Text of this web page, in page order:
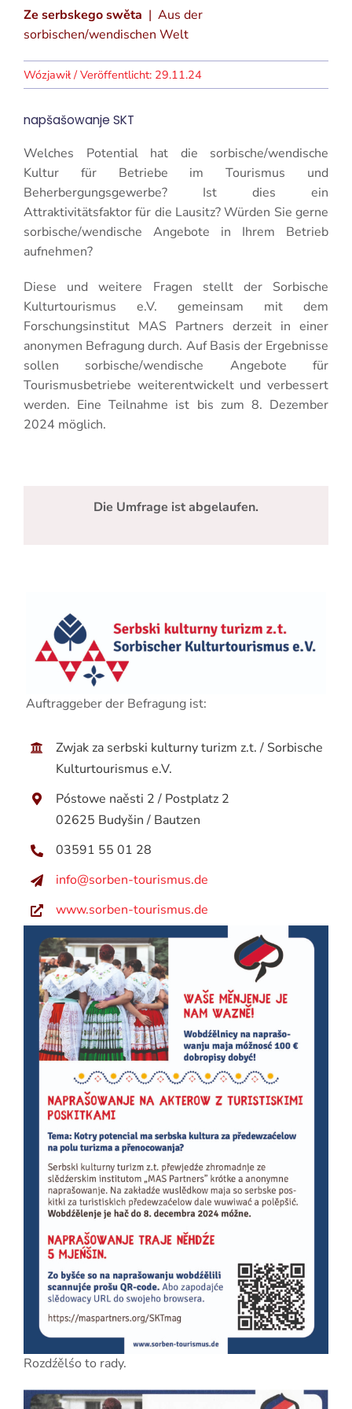
Ze serbskego swěta | Aus der
sorbischen/wendischen Welt
29.11.24
napšašowanje SKT
Welches Potential hat die sorbische/wendische
Kultur für Betriebe im Tourismus und
Beherbergungsgewerbe? Ist dies ein
Attraktivitätsfaktor für die Lausitz? Würden Sie gerne
sorbische/wendische Angebote in Ihrem Betrieb
aufnehmen?
Diese und weitere Fragen stellt der Sorbische
Kulturtourismus e.V. gemeinsam mit dem
Forschungsinstitut MAS Partners derzeit in einer
anonymen Befragung durch. Auf Basis der Ergebnisse
sollen sorbische/wendische Angebote für
Tourismusbetriebe weiterentwickelt und verbessert
werden. Eine Teilnahme ist bis zum 8. Dezember
2024 möglich.
Die Umfrage ist abgelaufen.
Auftraggeber der Befragung ist:
Zwjak za serbski kulturny turizm z.t. / Sorbische
Kulturtourismus e.V.
Póstowe naěsti 2 / Postplatz 2
02625 Budyšin / Bautzen
03591 55 01 28
info@sorben-tourismus.de
www.sorben-tourismus.de
Rozdźělśo to rady.